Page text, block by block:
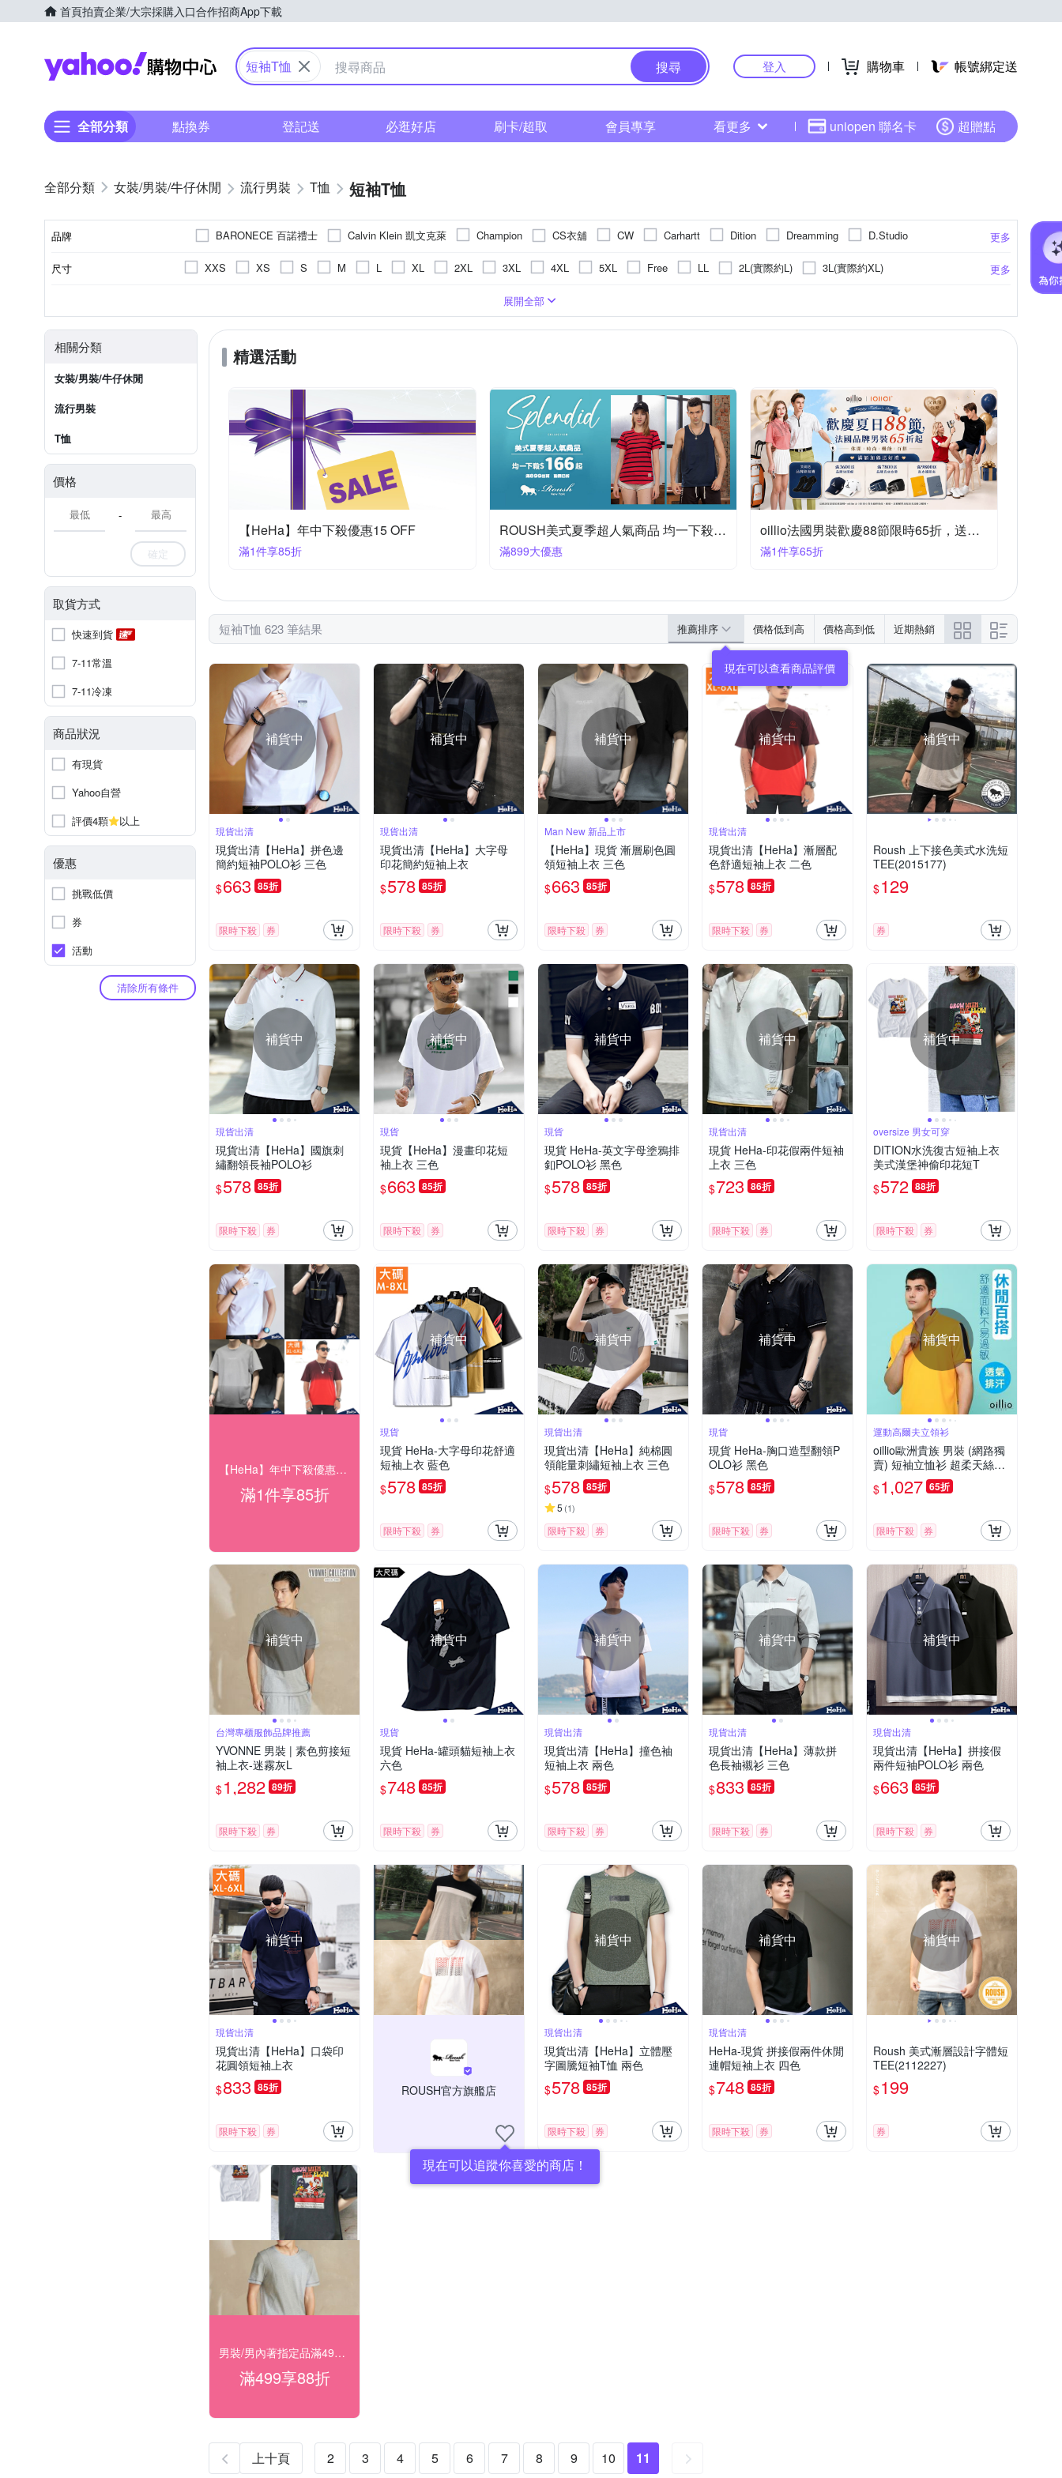
首頁拍賣企業/大宗採購入口合作招商App下載
Yahoo購物中心
短袖T恤 搜尋 登入 購物車 帳號綁定送
全部分類 點換券 登記送 必逛好店 刷卡/超取 會員專享 看更多 uniopen 聯名卡 超贈點
女裝/男裝/牛仔休閒 流行男裝 T恤 短袖T恤
品牌 更多
BARONECE 百諾禮士 Calvin Klein 凱文克萊 Champion CS衣舖 CW Carhartt Dition Dreamming
D.Studio
G+ 居家
Heha Minidesign ModaCore 摩達客 Mini 嚴選 NoMorre oillio 歐洲貴族
pierre cardin 皮爾卡登
尺寸 更多
XXS XS S M L XL 2XL 3XL 4XL 5XL Free LL 2L(實際約L)
3L(實際約XL)
格紋
長版
展開全部
相關分類
女裝/男裝/牛仔休閒
流行男裝
T恤
價格
-
確定
取貨方式
快速到貨
7-11常溫
7-11冷凍
商品狀況
有現貨
Yahoo自營
評價4顆
以上
優惠
挑戰低價
券
活動
清除所有條件
精選活動
【HeHa】年中下殺優惠15 OFF
滿1件享85折
ROUSH美式夏季超人氣商品 均一下殺$166起
滿899大優惠
oillio法國男裝歡慶88節限時65折，送好禮
滿1件享65折
短袖T恤 623 筆結果 推薦排序 價格低到高 價格高到低 近期熱銷
補貨中
現貨出清
現貨出清【HeHa】拼色邊
簡約短袖POLO衫 三色
$663 85折
限時下殺 券
補貨中
現貨出清
現貨出清【HeHa】大字母
印花簡約短袖上衣
$578 85折
限時下殺 券
補貨中
Man New 新品上市
【HeHa】現貨 漸層刷色圓
領短袖上衣 三色
$663 85折
限時下殺 券
補貨中
現貨出清
現貨出清【HeHa】漸層配
色舒適短袖上衣 二色
$578 85折
限時下殺 券
補貨中
Roush 上下接色美式水洗短
TEE(2015177)
$129
券
補貨中
現貨出清
現貨出清【HeHa】國旗刺
繡翻領長袖POLO衫
$578 85折
限時下殺 券
補貨中
現貨
現貨【HeHa】漫畫印花短
袖上衣 三色
$663 85折
限時下殺 券
補貨中
現貨
現貨 HeHa-英文字母塗鴉排
釦POLO衫 黑色
$578 85折
限時下殺 券
補貨中
現貨出清
現貨 HeHa-印花假兩件短袖
上衣 三色
$723 86折
限時下殺 券
補貨中
oversize 男女可穿
DITION水洗復古短袖上衣
美式漢堡神偷印花短T
$572 88折
限時下殺 券
【HeHa】年中下殺優惠15 OFF
滿1件享85折
補貨中
現貨
現貨 HeHa-大字母印花舒適
短袖上衣 藍色
$578 85折
限時下殺 券
補貨中
現貨出清
現貨出清【HeHa】純棉圓
領能量刺繡短袖上衣 三色
$578 85折
5 (1)
限時下殺 券
補貨中
現貨
現貨 HeHa-胸口造型翻領P
OLO衫 黑色
$578 85折
限時下殺 券
補貨中
運動高爾夫立領衫
oillio歐洲貴族 男裝 (網路獨
賣) 短袖立恤衫 超柔天絲棉
涼感透氣排汗 防皺 黃色 法
國品牌
$1,027 65折
限時下殺 券
補貨中
台灣專櫃服飾品牌推薦
YVONNE 男裝 | 素色剪接短
袖上衣-迷霧灰L
$1,282 89折
限時下殺 券
補貨中
現貨
現貨 HeHa-罐頭貓短袖上衣
六色
$748 85折
限時下殺 券
補貨中
現貨出清
現貨出清【HeHa】撞色袖
短袖上衣 兩色
$578 85折
限時下殺 券
補貨中
現貨出清
現貨出清【HeHa】薄款拼
色長袖襯衫 三色
$833 85折
限時下殺 券
補貨中
現貨出清
現貨出清【HeHa】拼接假
兩件短袖POLO衫 兩色
$663 85折
限時下殺 券
補貨中
現貨出清
現貨出清【HeHa】口袋印
花圓領短袖上衣
$833 85折
限時下殺 券
ROUSH官方旗艦店
現在可以追蹤你喜愛的商店！
補貨中
現貨出清
現貨出清【HeHa】立體壓
字圖騰短袖T恤 兩色
$578 85折
限時下殺 券
補貨中
現貨出清
HeHa-現貨 拼接假兩件休閒
連帽短袖上衣 四色
$748 85折
限時下殺 券
補貨中
Roush 美式漸層設計字體短
TEE(2112227)
$199
券
男裝/男內著指定品滿499結帳享88折
滿499享88折
上十頁 2 3 4 5 6 7 8 9 10 11